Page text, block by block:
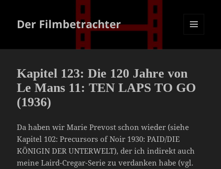
Der Filmbetrachter
Kapitel 123: Die 120 Jahre von
Le Mans 11: TEN LAPS TO GO
(1936)
Da haben wir Marie Prevost schon wieder (siehe
Kapitel 102: Precursors of Noir 1930: PAID/DIE
KÖNIGIN DER UNTERWELT), der ich indirekt auch
meine Laird-Cregar-Serie zu verdanken habe (vgl.